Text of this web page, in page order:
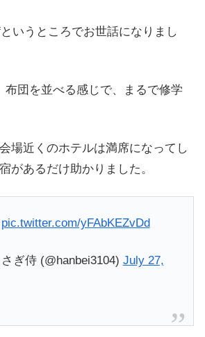
いうところでお世話になりまし
布団を並べる感じで、まるで修学
場近くのホテルは満席になってし
があるだけ助かりました。
pic.twitter.com/yFAbKEZvDd
ぎ侍 (@hanbei3104) July 27,